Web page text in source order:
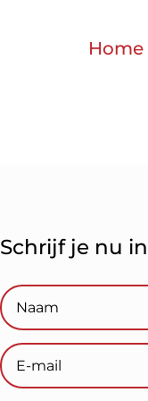
Home
Schrijf je nu